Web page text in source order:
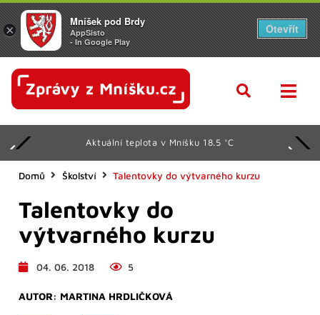
Aktuální teplota v Mníšku 18.5 °C
Domů Školství Talentovky do výtvarného kurzu
Talentovky do
výtvarného kurzu
04. 06. 2018 5
AUTOR: MARTINA HRDLIČKOVÁ
×
Mníšek pod Brdy
AppSisto
- In Google Play
Otevřít